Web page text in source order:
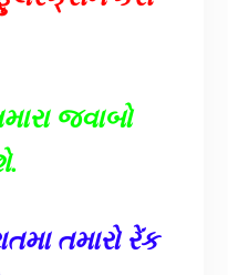
જવાબો
તમારો રેંક